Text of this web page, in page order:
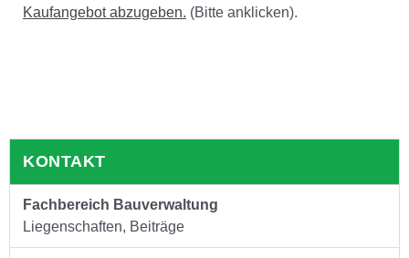
Kaufangebot abzugeben. (Bitte anklicken).
KONTAKT
Fachbereich Bauverwaltung
Liegenschaften, Beiträge